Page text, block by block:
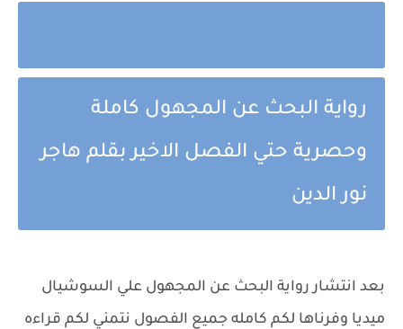
رواية البحث عن المجهول كاملة
وحصرية حتي الفصل الاخير بقلم هاجر
نور الدين
بعد انتشار رواية البحث عن المجهول علي السوشيال
ميديا وفرناها لكم كامله جميع الفصول نتمني لكم قراءه